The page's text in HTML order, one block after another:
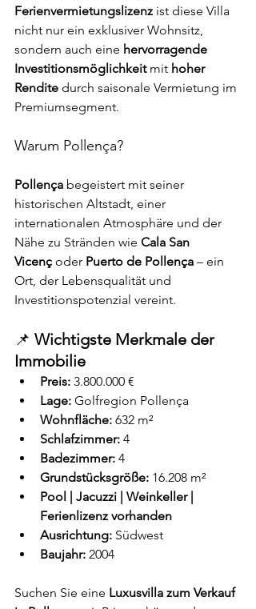
Ferienvermietungslizenz ist diese Villa
nicht nur ein exklusiver Wohnsitz,
sondern auch eine hervorragende
Investitionsmöglichkeit mit hoher
Rendite durch saisonale Vermietung im
Premiumsegment.
Warum Pollença?
Pollença begeistert mit seiner
historischen Altstadt, einer
internationalen Atmosphäre und der
Nähe zu Stränden wie Cala San
Vicenç oder Puerto de Pollença – ein
Ort, der Lebensqualität und
Investitionspotenzial vereint.
📌 Wichtigste Merkmale der
Immobilie
Preis: 3.800.000 €
Lage: Golfregion Pollença
Wohnfläche: 632 m²
Schlafzimmer: 4
Badezimmer: 4
Grundstücksgröße: 16.208 m²
Pool | Jacuzzi | Weinkeller |
Ferienlizenz vorhanden
Ausrichtung: Südwest
Baujahr: 2004
Suchen Sie eine Luxusvilla zum Verkauf